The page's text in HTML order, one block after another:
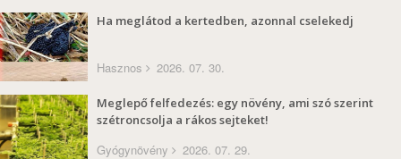
Ha meglátod a kertedben, azonnal cselekedj
Hasznos 2026. 07. 30.
Meglepő felfedezés: egy növény, ami szó szerint
szétroncsolja a rákos sejteket!
Gyógynövény 2026. 07. 29.